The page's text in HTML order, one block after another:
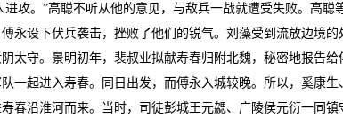
进攻。”高聪不听从他的意见，与敌兵一战就遭受失败。高
永设下伏兵袭击，挫败了他们的锐气。刘藻受到流放边境
太守。景明初年，裴叔业拟献寿春归附北魏，秘密地报告
一起进入寿春。同日出发，而傅永入城较晚。所以，奚康
春沿淮河而来。当时，司徒彭城王元勰、广陵侯元衍一同